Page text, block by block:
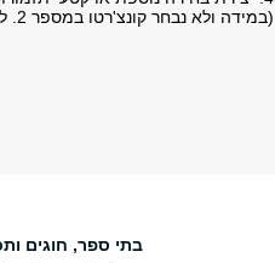
(במידה ולא נבחר קונצ'רטו במספר 2. לעיל, על הסטודנט לנגן בע"פ יצירה אחרת מהרפרטואר)
בתי ספר, חוגים